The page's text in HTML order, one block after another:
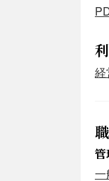
経
管
一